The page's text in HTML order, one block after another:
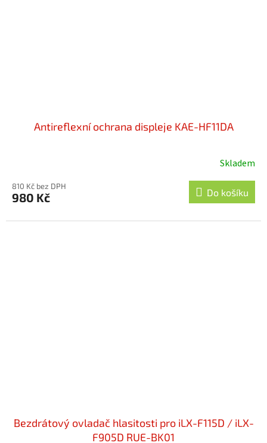
Antireflexní ochrana displeje KAE-HF11DA
Skladem
810 Kč bez DPH
980 Kč Do košíku
Bezdrátový ovladač hlasitosti pro iLX-F115D / iLX-
F905D RUE-BK01